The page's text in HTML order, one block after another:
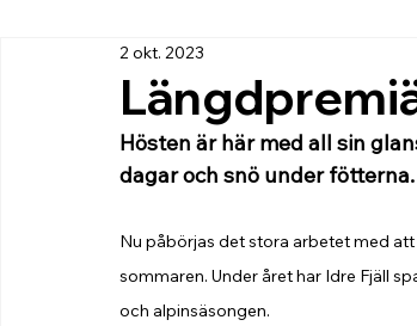
2 okt. 2023
Hösten är här med all sin
dagar och snö under
Nu påbörjas det stora arbetet med
sommaren. Under året har Idre Fjäll
och alpinsäsongen.